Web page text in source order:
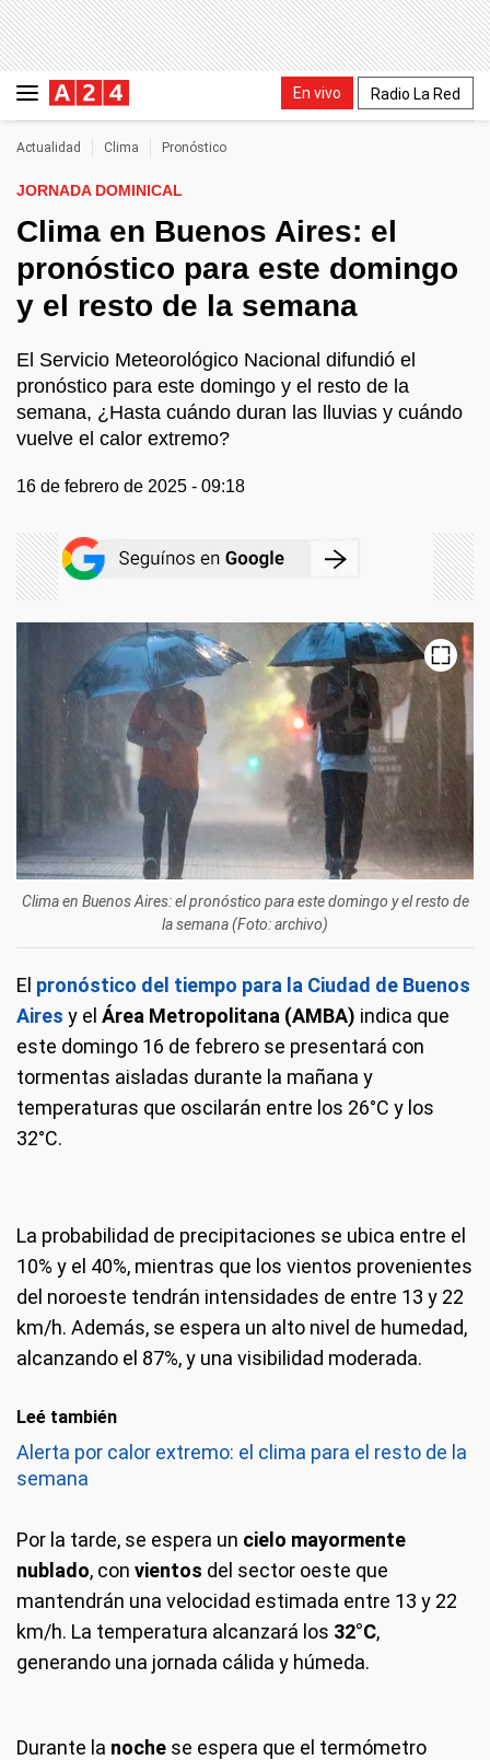
En vivo Radio La Red
Actualidad Clima Pronóstico
JORNADA DOMINICAL
Clima en Buenos Aires: el
pronóstico para este domingo
y el resto de la semana
El Servicio Meteorológico Nacional difundió el
pronóstico para este domingo y el resto de la
semana, ¿Hasta cuándo duran las lluvias y cuándo
vuelve el calor extremo?
16 de febrero de 2025 - 09:18
Clima en Buenos Aires: el pronóstico para este domingo y el resto de
la semana (Foto: archivo)
El pronóstico del tiempo para la Ciudad de Buenos
Aires y el Área Metropolitana (AMBA) indica que
este domingo 16 de febrero se presentará con
tormentas aisladas durante la mañana y
temperaturas que oscilarán entre los 26°C y los
32°C.
La probabilidad de precipitaciones se ubica entre el
10% y el 40%, mientras que los vientos provenientes
del noroeste tendrán intensidades de entre 13 y 22
km/h. Además, se espera un alto nivel de humedad,
alcanzando el 87%, y una visibilidad moderada.
Leé también
Alerta por calor extremo: el clima para el resto de la
semana
Por la tarde, se espera un cielo mayormente
nublado, con vientos del sector oeste que
mantendrán una velocidad estimada entre 13 y 22
km/h. La temperatura alcanzará los 32°C,
generando una jornada cálida y húmeda.
Durante la noche se espera que el termómetro